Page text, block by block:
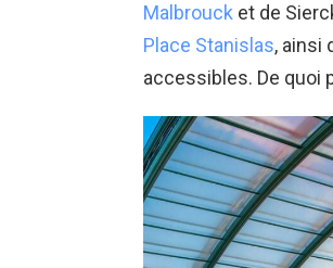
Malbrouck et de
Place Stanislas, ainsi
accessibles. De quoi